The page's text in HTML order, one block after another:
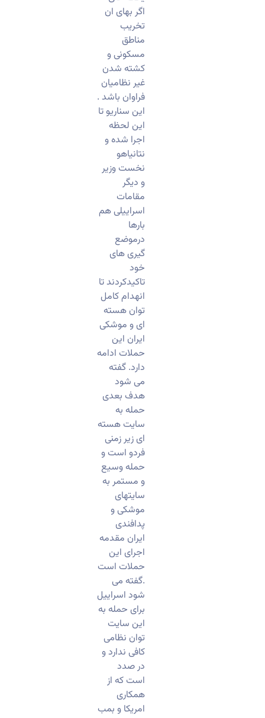
اگر بهای ان
تخریب
مناطق
مسکونی و
کشته شدن
غیر نظامیان
فراوان باشد .
این سناریو تا
این لحظه
اجرا شده و
نتانیاهو
نخست وزیر
و دیگر
مقامات
اسراییلی هم
بارها
درموضع
گیری های
خود
تاکیدکردند تا
انهدام کامل
توان هسته
ای و موشکی
ایران این
حملات ادامه
دارد. گفته
می شود
هدف بعدی
حمله به
سایت هسته
ای زیر زمنی
فردو است و
حمله وسیع
و مستمر به
سایتهای
موشکی و
پدافندی
ایران مقدمه
اجرای این
حملات است
.گفته می
شود اسراییل
برای حمله به
این سایت
توان نظامی
کافی ندارد و
در صدد
است که از
همکاری
امریکا و بمب